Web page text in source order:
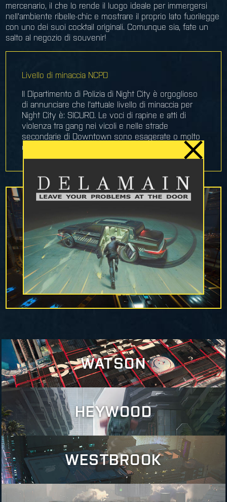
mercenario, il che lo rende il luogo ideale per immergersi
nell'ambiente ribelle-chic e mostrare il proprio lato fuorilegge
con uno dei suoi cocktail originali. Comunque sia, fate un
salto al negozio di souvenir!
Livello di minaccia NCPD
Il Dipartimento di Polizia di Night City è orgoglioso
di annunciare che l'attuale livello di minaccia per
Night City è: SICURO. Le voci di rapine e atti di
violenza tra gang nei vicoli e nelle strade
secondarie di Downtown sono esagerate o molto
obsolete.
WATSON
Quando, nel 2023, il centro di Night City venne colpito da
un disastro nucleare, la città vicina di Watson divenne l'arca
nella quale la popolazione cittadina, malconcia ma non
sconfitta, trovò rifugio. Tuttavia, negli anni '50 il ruolo di
Watson tornò a essere quello di periferia. Eppure, nel
declino di Watson il vecchio sogno americano trovò un
nuovo appiglio. Anime imprenditoriali accorsero da tutto il
mondo, ansiose di mettersi al lavoro. Certo, i guadagni dei
HEYWOOD
Sebbene non sia il quartiere di Night City mostrato nelle
braindance o nelle olo-pubblicità, Heywood ha un suo
fascino sottile, ma inconfondibile. Vanta un'ampia gamma di
negozi e ristoranti, dalle boutique snob e i ristorantini di
WESTBROOK